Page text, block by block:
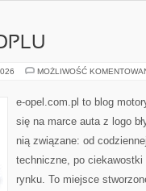
MOŻLIWOŚĆ
e-opel.com.pl to blog
się na marce auta z logo
nią związane: od
techniczne, po
rynku. To miejsce